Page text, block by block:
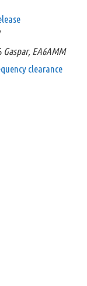
Gaspar, EA6AMM
clearance